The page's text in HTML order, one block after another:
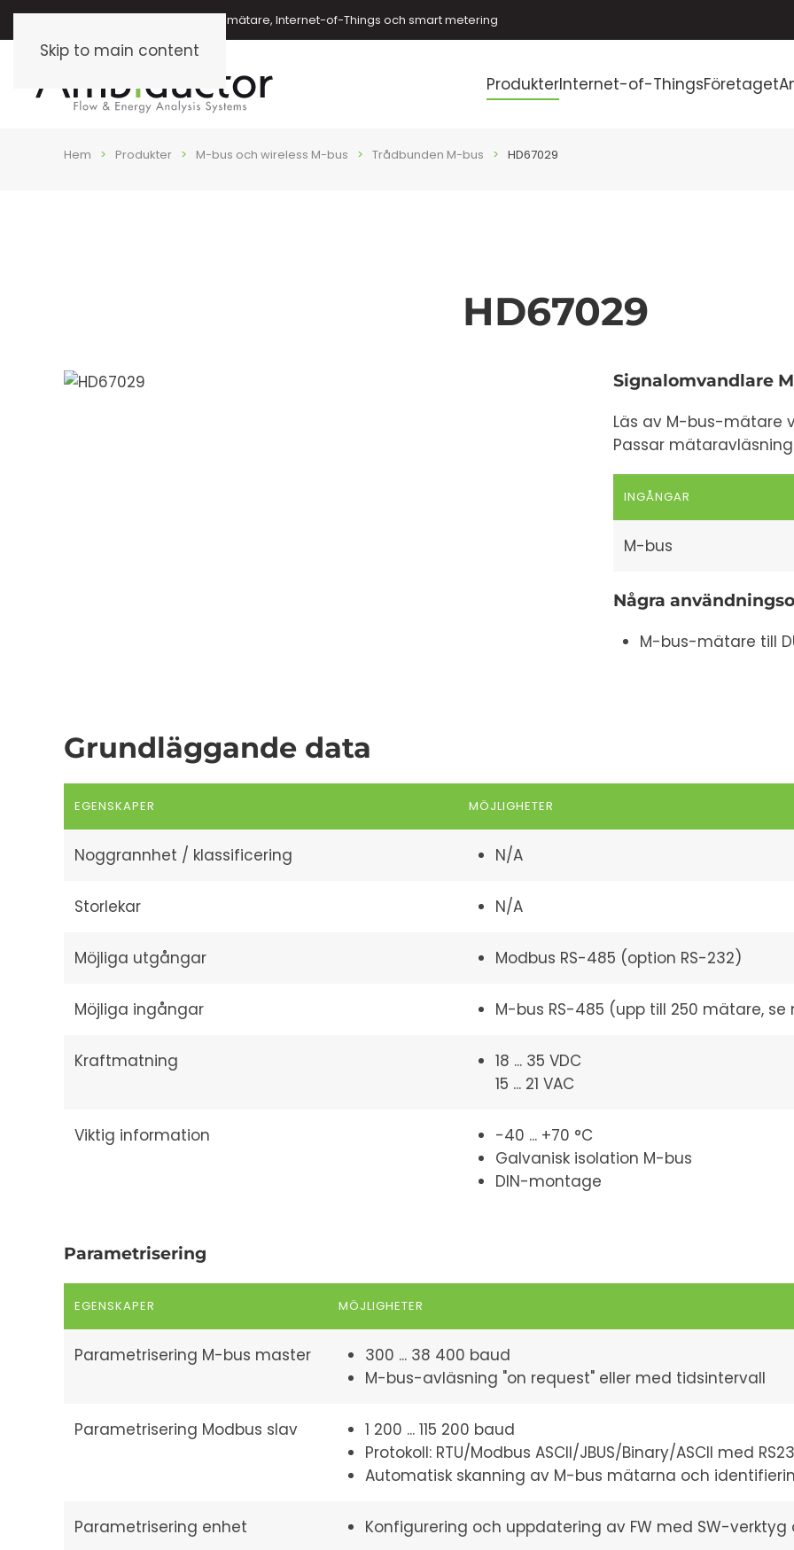
Skip to main content
Energimätare, vattenmätare, oljemätare, Internet-of-Things och smart metering
ProdukterInternet-of-ThingsFöretaget
Hem Produkter M-bus och wireless M-bus Trådbunden M-bus HD67029
HD67029
Signalomvandlare
Läs av M-bus-mätare
Passar mätaravläsning
INGÅNGAR
M-bus
Några
M-bus-mätare till
Grundläggande data
EGENSKAPER MÖJLIGHETER
Noggrannhet / klassificering N/A
Storlekar N/A
Möjliga utgångar Modbus RS-485 (option RS-232)
Möjliga ingångar M-bus RS-485 (upp till 250 mätare, se
Kraftmatning
18 ... 35 VDC
15 ... 21 VAC
Viktig information
-40 ... +70 °C
Galvanisk isolation M-bus
DIN-montage
Parametrisering
EGENSKAPER MÖJLIGHETER
Parametrisering M-bus master
300 ... 38 400 baud
M-bus-avläsning "on request" eller med tidsintervall
Parametrisering Modbus slav
1 200 ... 115 200 baud
Protokoll: RTU/Modbus ASCII/JBUS/Binary/ASCII med
Automatisk skanning av M-bus mätarna och
Parametrisering enhet Konfigurering och uppdatering av FW med SW-verktyg